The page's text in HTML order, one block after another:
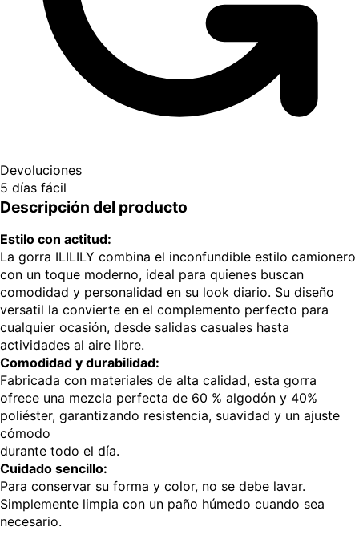
Devoluciones
5 días fácil
Descripción del producto
Estilo con actitud:
La gorra ILILILY combina el inconfundible estilo camionero
con un toque moderno, ideal para quienes buscan
comodidad y personalidad en su look diario. Su diseño
versatil la convierte en el complemento perfecto para
cualquier ocasión, desde salidas casuales hasta
actividades al aire libre.
Comodidad y durabilidad:
Fabricada con materiales de alta calidad, esta gorra
ofrece una mezcla perfecta de 60 % algodón y 40%
poliéster, garantizando resistencia, suavidad y un ajuste
cómodo
durante todo el día.
Cuidado sencillo:
Para conservar su forma y color, no se debe lavar.
Simplemente limpia con un paño húmedo cuando sea
necesario.